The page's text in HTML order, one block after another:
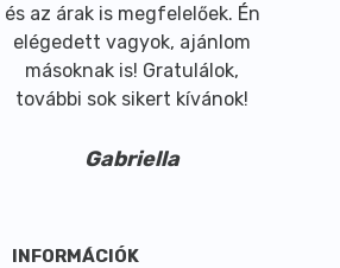
és az árak is megfelelőek. Én
elégedett vagyok, ajánlom
másoknak is! Gratulálok,
további sok sikert kívánok!
Gabriella
INFORMÁCIÓK